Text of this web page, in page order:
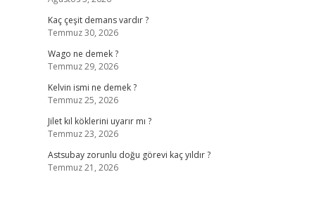
Kaç çeşit demans vardır ?
Temmuz 30, 2026
Wago ne demek ?
Temmuz 29, 2026
Kelvin ismi ne demek ?
Temmuz 25, 2026
Jilet kıl köklerini uyarır mı ?
Temmuz 23, 2026
Astsubay zorunlu doğu görevi kaç yıldır ?
Temmuz 21, 2026